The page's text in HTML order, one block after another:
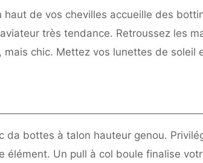
haut de vos chevilles accueille des
très tendance. Retroussez les
chic. Mettez vos lunettes de soleil
da bottes à talon hauteur genou.
élément. Un pull à col boule finalise